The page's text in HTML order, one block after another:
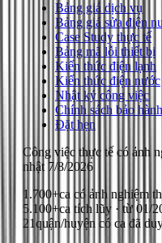
Bảng giá dịch vụ
Bảng giá sửa điện
Case Study thực tế
Bảng mã lỗi thiết bị
Kiến thức điện lạnh
Kiến thức điện nước
Nhật ký công việc
Chính sách bảo hành
Đặt hẹn
Công việc thực tế có ảnh
nhật 7/8/2026
1.700+ca có ảnh nghiệm
5.100+ca tích lũy · từ 01/
21quận/huyện có ca đã